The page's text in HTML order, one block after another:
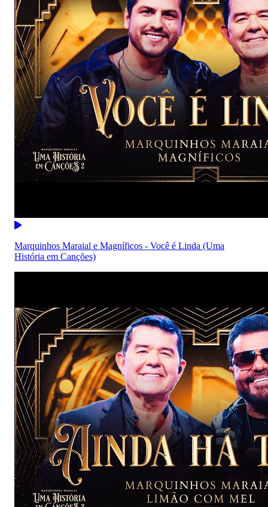
Marquinhos Maraial e Magníficos - Você é Linda (Uma
História em Canções)